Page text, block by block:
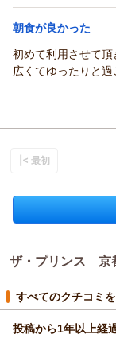
宿泊価格帯： 15,001～
朝食が良かった
初めて利用させて
広くてゆったりと過
投稿者： 甲斐さん(女
朝食付き）貴船・大原
14,001
|< 最初
ザ・プリンス 京
すべてのクチコミ
投稿から1年以上経